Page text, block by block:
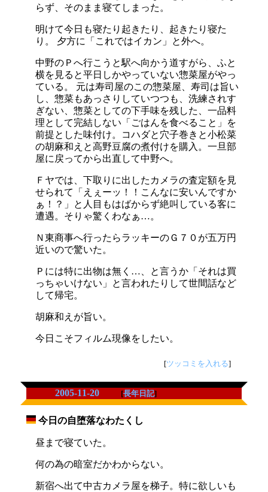
らず、そのまま寝てしまった。
明けて今日も寝たり起きたり、起きたり寝た
り。 夕方に「これではイカン」と外へ。
中野のＰへ行こうと駅へ向かう道すがら、ふと
横を見ると平日しかやっていない惣菜屋がやっ
ている。 元は寿司屋のこの惣菜屋、寿司は旨い
し、惣菜もあっさりしていつつも、洗練されす
ぎない、惣菜としての下手味を残した、一品料
理として完結しない「ごはんを食べること」を
前提とした味付け。コハダと穴子巻きと小松菜
の胡麻和えと高野豆腐の煮付けを購入。一旦部
屋に戻ってから出直して中野へ。
Ｆヤでは、下取りに出したカメラの査定額を見
せられて「えぇーッ！！こんなに安いんですか
ぁ！？」と人目もはばからず絶叫している客に
遭遇。そりゃ驚くわなぁ…。
Ｎ東商事へ行ったらラッキーのＧ７０が五万円
近いので驚いた。
Ｐには特に出物は無く…、と言うか「それは買
っちゃいけない」と言われたりして世間話など
して帰宅。
胡麻和えが旨い。
今日こそフィルム現像をしたい。
[ツッコミを入れる]
2005-11-20 [長年日記]
今日の自堕落なわたくし
昼まで寝ていた。
何の為の暗室だかわからない。
新宿へ出て中古カメラ屋を梯子。特に欲しいも